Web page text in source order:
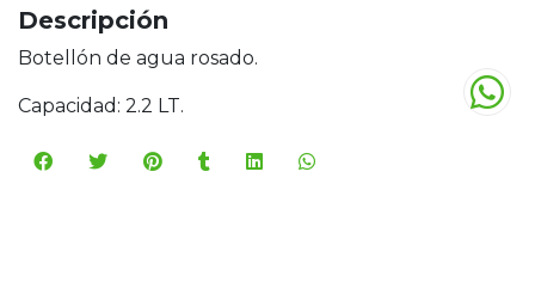
Descripción
Botellón de agua rosado.
Capacidad: 2.2 LT.